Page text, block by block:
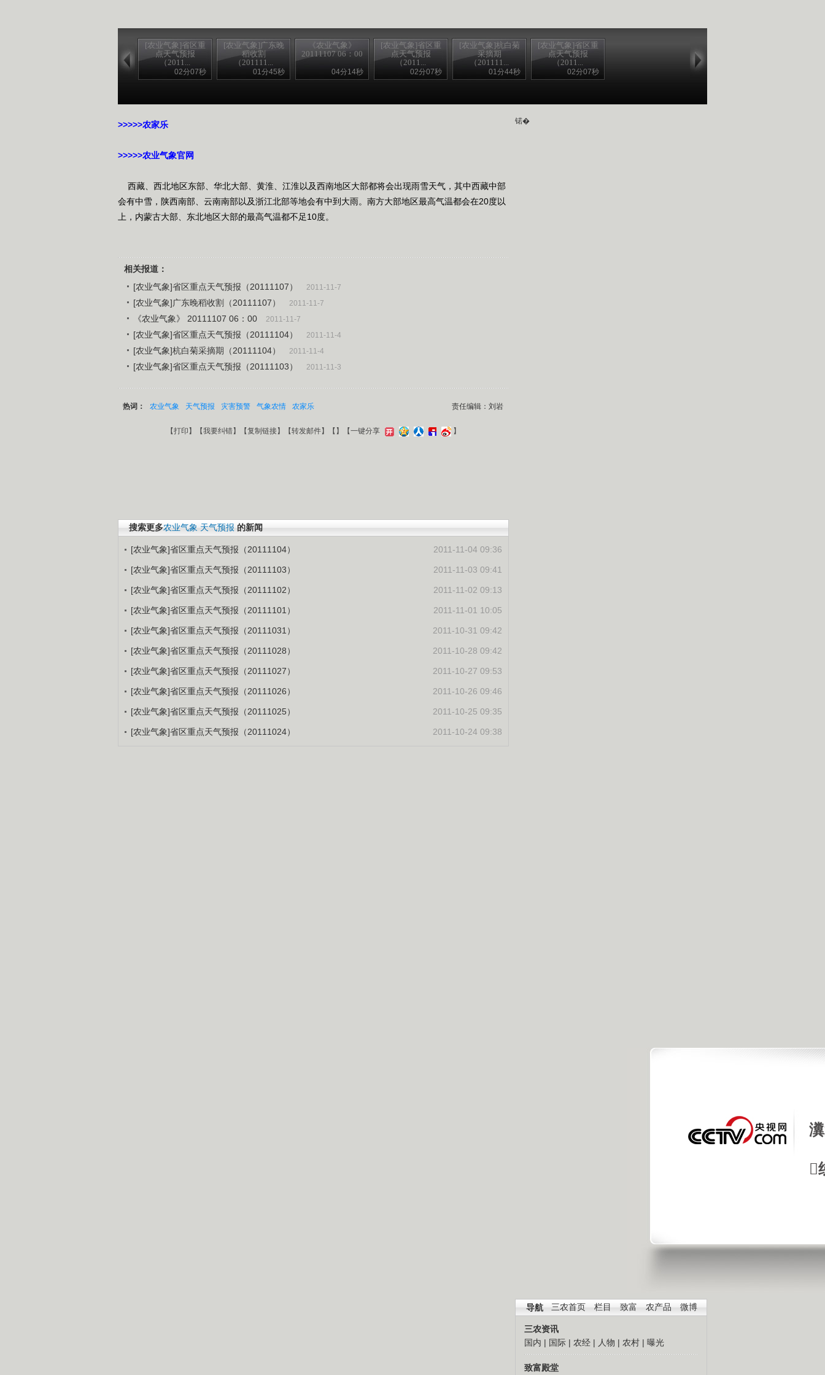
[农业气象]省区重
点天气预报
（2011...
02分07秒
[农业气象]广东晚
稻收割
（201111...
01分45秒
《农业气象》
20111107 06：00
04分14秒
[农业气象]省区重
点天气预报
（2011...
02分07秒
[农业气象]杭白菊
采摘期
（201111...
01分44秒
[农业气象]省区重
点天气预报
（2011...
02分07秒
锘�

三农首页 栏目 致富 农产品 微博
导航
三农资讯
国内 | 国际 | 农经 | 人物 | 农村 | 曝光
致富殿堂
>>>>>农家乐
>>>>>农业气象官网
西藏、西北地区东部、华北大部、黄淮、江淮以及西南地区大部都将会出现雨雪天气，其中西藏中部
会有中雪，陕西南部、云南南部以及浙江北部等地会有中到大雨。南方大部地区最高气温都会在20度以
上，内蒙古大部、东北地区大部的最高气温都不足10度。
相关报道：
[农业气象]省区重点天气预报（20111107）
2011-11-7
[农业气象]广东晚稻收割（20111107） 2011-11-7
《农业气象》 20111107 06：00 2011-11-7
[农业气象]省区重点天气预报（20111104） 2011-11-4
[农业气象]杭白菊采摘期（20111104） 2011-11-4
[农业气象]省区重点天气预报（20111103） 2011-11-3
责任编辑：刘岩
热词： 农业气象 天气预报 灾害预警 气象农情 农家乐
【打印 】【我要纠错】【复制链接】【转发邮件】【 】 【一键分享 】
搜索更多农业气象 天气预报 的新闻
2011-11-04 09:36
[农业气象]省区重点天气预报（20111104）
2011-11-03 09:41
[农业气象]省区重点天气预报（20111103）
2011-11-02 09:13
[农业气象]省区重点天气预报（20111102）
2011-11-01 10:05
[农业气象]省区重点天气预报（20111101）
2011-10-31 09:42
[农业气象]省区重点天气预报（20111031）
2011-10-28 09:42
[农业气象]省区重点天气预报（20111028）
2011-10-27 09:53
[农业气象]省区重点天气预报（20111027）
2011-10-26 09:46
[农业气象]省区重点天气预报（20111026）
2011-10-25 09:35
[农业气象]省区重点天气预报（20111025）
2011-10-24 09:38
[农业气象]省区重点天气预报（20111024）